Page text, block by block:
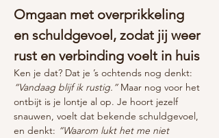
Omgaan met overprikkeling
en schuldgevoel, zodat jij weer
rust en verbinding voelt in huis
Ken je dat? Dat je ’s ochtends nog denkt:
“Vandaag blijf ik rustig.” Maar nog voor het
ontbijt is je lontje al op. Je hoort jezelf
snauwen, voelt dat bekende schuldgevoel,
en denkt: “Waarom lukt het me niet